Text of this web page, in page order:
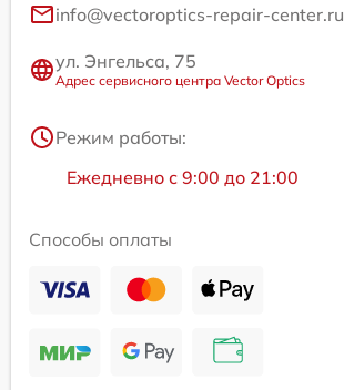
info@vectoroptics-repair-center.ru
ул. Энгельса, 75
Адрес сервисного центра Vector Optics
Режим работы:
Ежедневно с 9:00 до 21:00
Способы оплаты